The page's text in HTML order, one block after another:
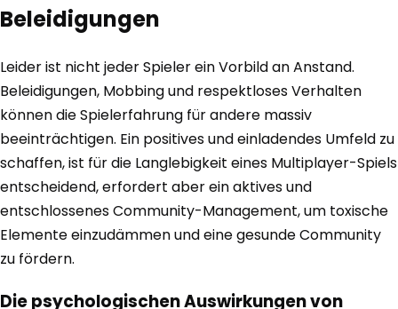
Beleidigungen
Leider ist nicht jeder Spieler ein Vorbild an Anstand.
Beleidigungen, Mobbing und respektloses Verhalten
können die Spielerfahrung für andere massiv
beeinträchtigen. Ein positives und einladendes Umfeld zu
schaffen, ist für die Langlebigkeit eines Multiplayer-Spiels
entscheidend, erfordert aber ein aktives und
entschlossenes Community-Management, um toxische
Elemente einzudämmen und eine gesunde Community
zu fördern.
Die psychologischen Auswirkungen von